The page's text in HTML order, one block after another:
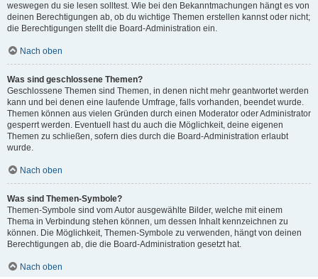
weswegen du sie lesen solltest. Wie bei den Bekanntmachungen hängt es von
deinen Berechtigungen ab, ob du wichtige Themen erstellen kannst oder nicht;
die Berechtigungen stellt die Board-Administration ein.
Nach oben
Was sind geschlossene Themen?
Geschlossene Themen sind Themen, in denen nicht mehr geantwortet werden
kann und bei denen eine laufende Umfrage, falls vorhanden, beendet wurde.
Themen können aus vielen Gründen durch einen Moderator oder Administrator
gesperrt werden. Eventuell hast du auch die Möglichkeit, deine eigenen
Themen zu schließen, sofern dies durch die Board-Administration erlaubt
wurde.
Nach oben
Was sind Themen-Symbole?
Themen-Symbole sind vom Autor ausgewählte Bilder, welche mit einem
Thema in Verbindung stehen können, um dessen Inhalt kennzeichnen zu
können. Die Möglichkeit, Themen-Symbole zu verwenden, hängt von deinen
Berechtigungen ab, die die Board-Administration gesetzt hat.
Nach oben